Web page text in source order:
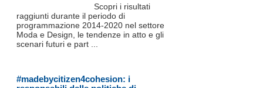
Scopri i risultati
raggiunti durante il periodo di
programmazione 2014-2020 nel settore
Moda e Design, le tendenze in atto e gli
scenari futuri e part ...
#madebycitizen4cohesion: i